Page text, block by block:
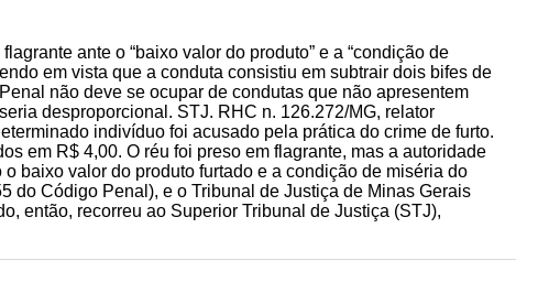
ante o “baixo valor do produto” e a “condição de
em vista que a conduta consistiu em subtrair dois bifes de
não deve se ocupar de condutas que não apresentem
desproporcional. STJ. RHC n. 126.272/MG, relator
indivíduo foi acusado pela prática do crime de furto.
em R$ 4,00. O réu foi preso em flagrante, mas a autoridade
baixo valor do produto furtado e a condição de miséria do
do Código Penal), e o Tribunal de Justiça de Minas Gerais
então, recorreu ao Superior Tribunal de Justiça (STJ),